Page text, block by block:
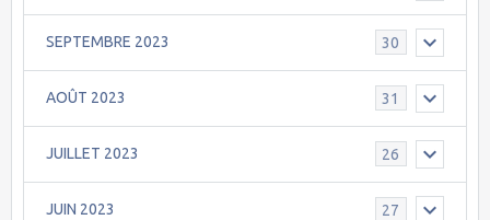
SEPTEMBRE 2023 30
AOÛT 2023 31
JUILLET 2023 26
JUIN 2023 27